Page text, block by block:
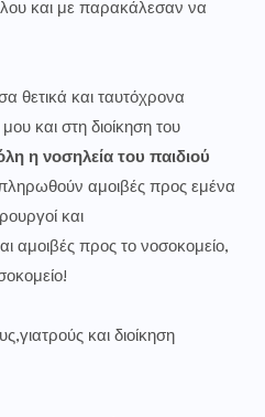
και με παρακάλεσαν να
θετικά και ταυτόχρονα
και στη διοίκηση του
η νοσηλεία του παιδιού
αμοιβές προς εμένα
και
αμοιβές προς το νοσοκομείο,
και διοίκηση